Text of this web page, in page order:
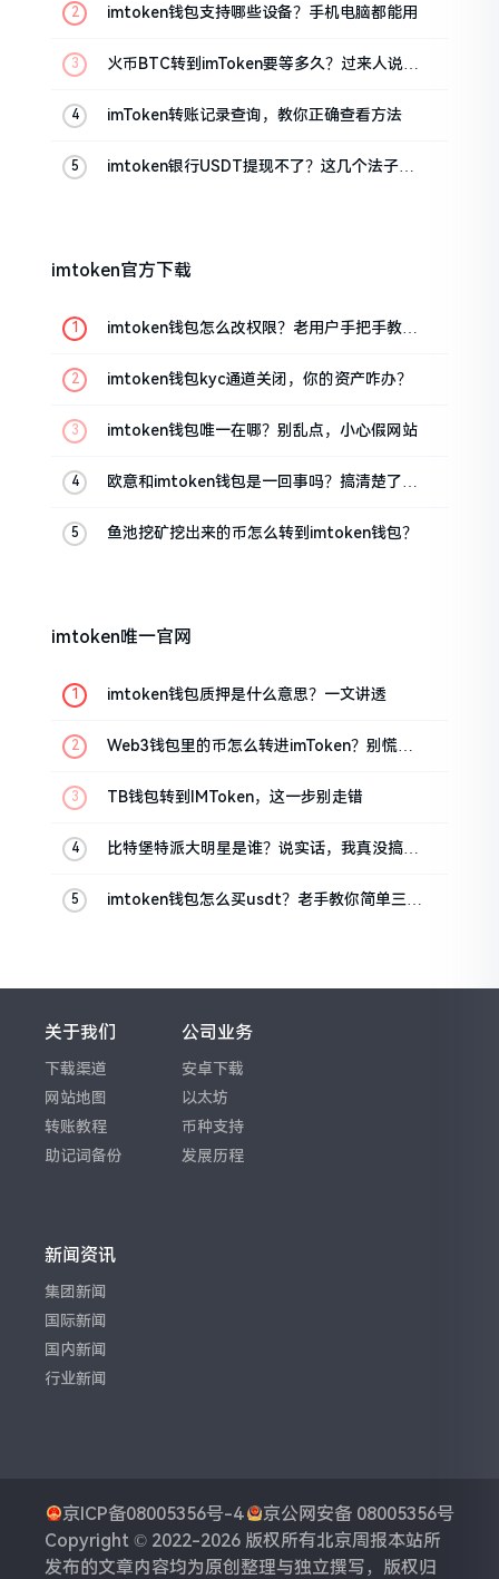
imtoken钱包支持哪些设备？手机电脑都能用
火币BTC转到imToken要等多久？过来人说说
imToken转账记录查询，教你正确查看方法
imtoken银行USDT提现不了？这几个法子能
imtoken官方下载
imtoken钱包怎么改权限？老用户手把手教你
imtoken钱包kyc通道关闭，你的资产咋办？
imtoken钱包唯一在哪？别乱点，小心假网站
欧意和imtoken钱包是一回事吗？搞清楚了再
鱼池挖矿挖出来的币怎么转到imtoken钱包？
imtoken唯一官网
imtoken钱包质押是什么意思？一文讲透
Web3钱包里的币怎么转进imToken？别慌，
TB钱包转到IMToken，这一步别走错
比特堡特派大明星是谁？说实话，我真没搞明
imtoken钱包怎么买usdt？老手教你简单三步
关于我们
下载渠道
网站地图
转账教程
助记词备份
公司业务
安卓下载
以太坊
币种支持
发展历程
新闻资讯
集团新闻
国际新闻
国内新闻
行业新闻
京ICP备08005356号-4
京公网安备 08005356号
Copyright © 2022-2026 版权所有北京周报本站所
发布的文章内容均为原创整理与独立撰写，版权归